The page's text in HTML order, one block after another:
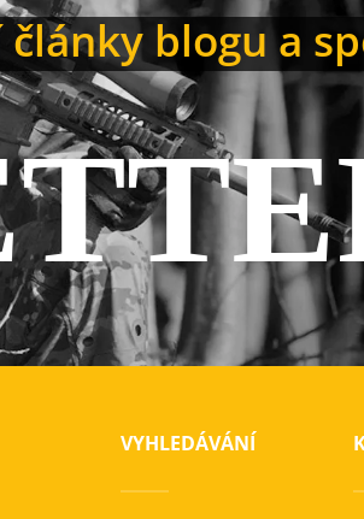
blogu a
VYHLEDÁVÁNÍ